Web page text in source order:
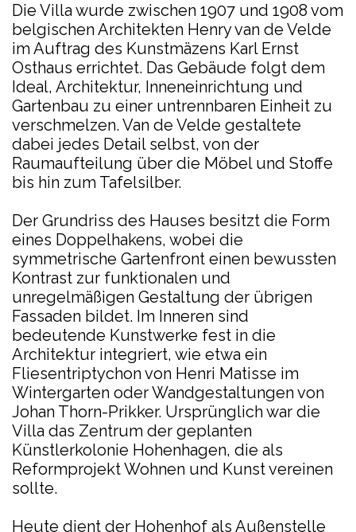
Die Villa wurde zwischen 1907 und 1908 vom
belgischen Architekten Henry van de Velde
im Auftrag des Kunstmäzens Karl Ernst
Osthaus errichtet. Das Gebäude folgt dem
Ideal, Architektur, Inneneinrichtung und
Gartenbau zu einer untrennbaren Einheit zu
verschmelzen. Van de Velde gestaltete
dabei jedes Detail selbst, von der
Raumaufteilung über die Möbel und Stoffe
bis hin zum Tafelsilber.
Der Grundriss des Hauses besitzt die Form
eines Doppelhakens, wobei die
symmetrische Gartenfront einen bewussten
Kontrast zur funktionalen und
unregelmäßigen Gestaltung der übrigen
Fassaden bildet. Im Inneren sind
bedeutende Kunstwerke fest in die
Architektur integriert, wie etwa ein
Fliesentriptychon von Henri Matisse im
Wintergarten oder Wandgestaltungen von
Johan Thorn-Prikker. Ursprünglich war die
Villa das Zentrum der geplanten
Künstlerkolonie Hohenhagen, die als
Reformprojekt Wohnen und Kunst vereinen
sollte.
Heute dient der Hohenhof als Außenstelle